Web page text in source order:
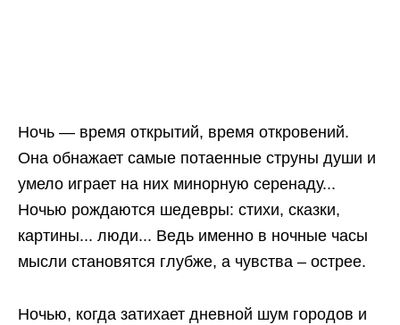
Ночь — время открытий, время откровений.
Она обнажает самые потаенные струны души и
умело играет на них минорную серенаду...
Ночью рождаются шедевры: стихи, сказки,
картины... люди... Ведь именно в ночные часы
мысли становятся глубже, а чувства – острее.
Ночью, когда затихает дневной шум городов и